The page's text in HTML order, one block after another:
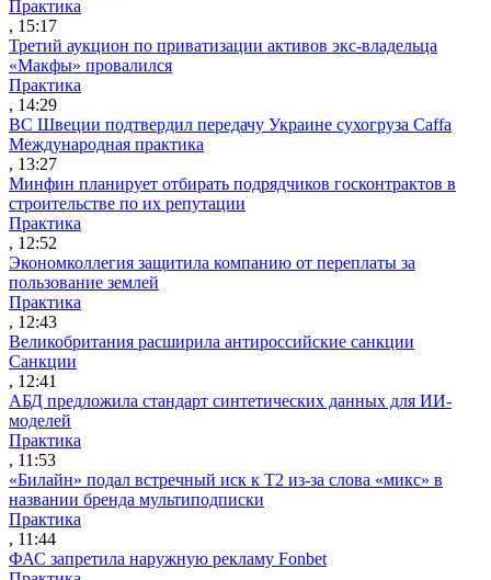
Практика
, 15:17
Третий аукцион по приватизации активов экс-владельца
«Макфы» провалился
Практика
, 14:29
ВС Швеции подтвердил передачу Украине сухогруза Caffa
Международная практика
, 13:27
Минфин планирует отбирать подрядчиков госконтрактов в
строительстве по их репутации
Практика
, 12:52
Экономколлегия защитила компанию от переплаты за
пользование землей
Практика
, 12:43
Великобритания расширила антироссийские санкции
Санкции
, 12:41
АБД предложила стандарт синтетических данных для ИИ-
моделей
Практика
, 11:53
«Билайн» подал встречный иск к Т2 из-за слова «микс» в
названии бренда мультиподписки
Практика
, 11:44
ФАС запретила наружную рекламу Fonbet